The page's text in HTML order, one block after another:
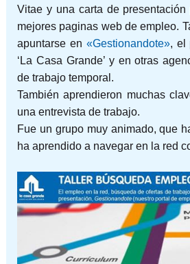
Vitae y una carta de
mejores paginas web de empleo.
apuntarse en «Gestionandote», el
‘La Casa Grande’ y en otras
de trabajo temporal.
También aprendieron muchas
una entrevista de trabajo.
Fue un grupo muy animado, que
ha aprendido a navegar en la red